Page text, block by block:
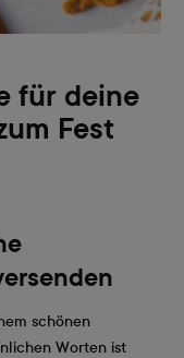
für deine
Fest
schönen
Worten ist